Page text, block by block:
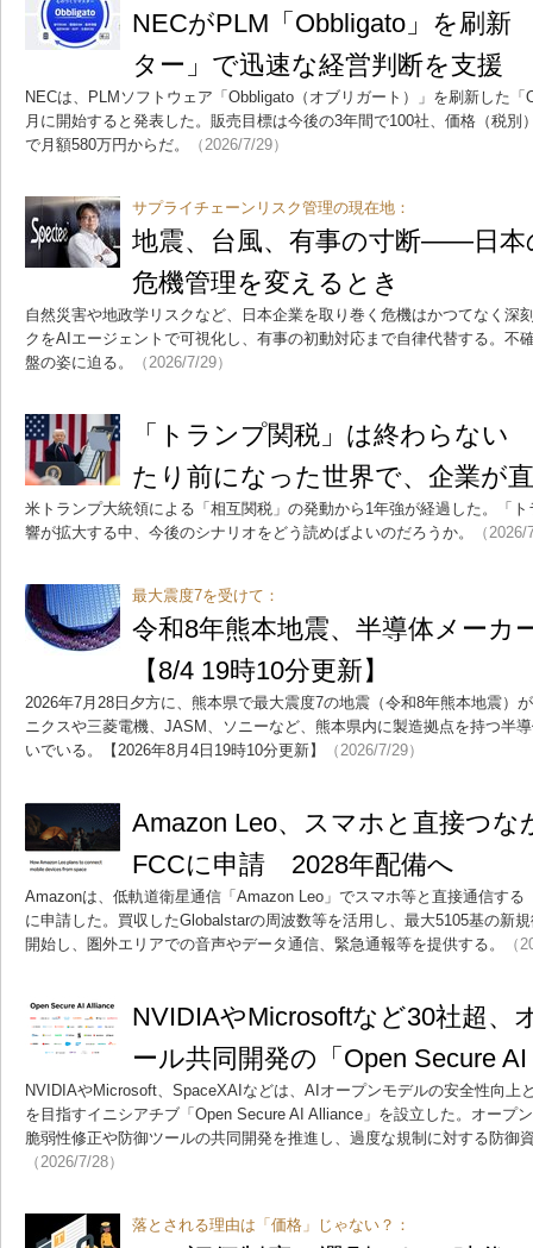
NECがPLM「Obbligato」を刷
ター」で迅速な経営判断を支援
NECは、PLMソフトウェア「Obbligato（オブリガート）」を刷新した
月に開始すると発表した。販売目標は今後の3年間で100社、価格（税別
で月額580万円からだ。
（2026/7/29）
サプライチェーンリスク管理の現在地：
地震、台風、有事の寸断――日
危機管理を変えるとき
自然災害や地政学リスクなど、日本企業を取り巻く危機はかつてなく深
クをAIエージェントで可視化し、有事の初動対応まで自律代替する。不
盤の姿に迫る。
（2026/7/29）
「トランプ関税」は終わらない
たり前になった世界で、企業が
米トランプ大統領による「相互関税」の発動から1年強が経過した。「
響が拡大する中、今後のシナリオをどう読めばよいのだろうか。
（
最大震度7を受けて：
令和8年熊本地震、半導体メーカ
【8/4 19時10分更新】
2026年7月28日夕方に、熊本県で最大震度7の地震（令和8年熊本地震）
ニクスや三菱電機、JASM、ソニーなど、熊本県内に製造拠点を持つ半
いでいる。【2026年8月4日19時10分更新】
（2026/7/29）
Amazon Leo、スマホと直接つな
FCCに申請 2028年配備へ
Amazonは、低軌道衛星通信「Amazon Leo」でスマホ等と直接通信す
に申請した。買収したGlobalstarの周波数等を活用し、最大5105基の新
開始し、圏外エリアでの音声やデータ通信、緊急通報等を提供する。
（
NVIDIAやMicrosoftなど30社超、
ール共同開発の「Open Secure
NVIDIAやMicrosoft、SpaceXAIなどは、AIオープンモデルの安全性向上
を目指すイニシアチブ「Open Secure AI Alliance」を設立した。オープ
脆弱性修正や防御ツールの共同開発を推進し、過度な規制に対する防御
（2026/7/28）
落とされる理由は「価格」じゃない？：